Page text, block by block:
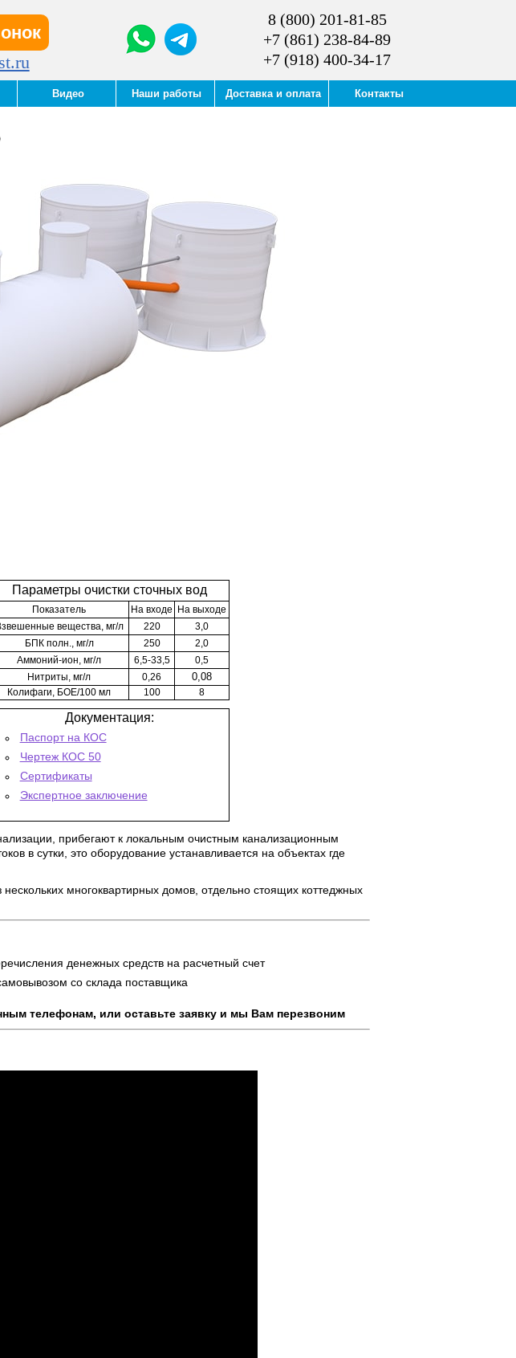
8 (800) 201-81-85
+7 (861) 238-84-89
+7 (918) 400-34-17
Видео Наши работы Доставка и оплата Контакты
Параметры очистки сточных вод
Показатель На входе
На выходе
вещества, мг/л
220
3,0
БПК полн., мг/л
250
2,0
Аммоний-ион, мг/л
6,5-33,5
0,5
Нитриты, мг/л
0,26
0,08
Колифаги, БОЕ/100 мл
100 8
Документация:
Паспорт на КОС
Чертеж КОС 50
Сертификаты
Экспертное заключение
прибегают к локальным очистным канализационным
в сутки, это оборудование устанавливается на объектах где
многоквартирных домов, отдельно стоящих коттеджных
денежных средств на расчетный счет
со склада поставщика
телефонам, или оставьте заявку и мы Вам перезвоним